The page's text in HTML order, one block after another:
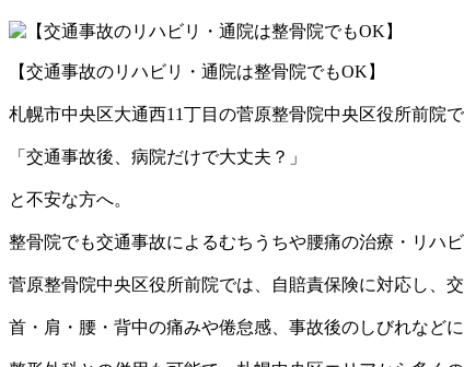
【交通事故のリハビリ・通院は整骨院でもOK】
札幌市中央区大通西11丁目の菅原整骨院中央区役所前院で
「交通事故後、病院だけで大丈夫？」
と不安な方へ。
整骨院でも交通事故によるむちうちや腰痛の治療・リハビ
菅原整骨院中央区役所前院では、自賠責保険に対応し、
首・肩・腰・背中の痛みや倦怠感、事故後のしびれなど